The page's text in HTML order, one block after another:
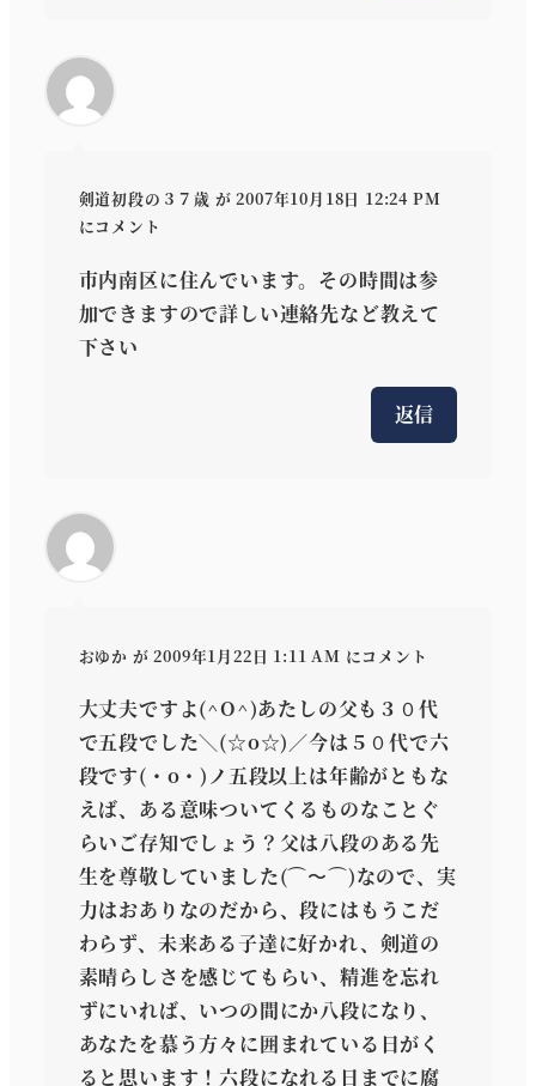
剣道初段の３７歳 が 2007年10月18日 12:24 PM
にコメント
市内南区に住んでいます。その時間は参
加できますので詳しい連絡先など教えて
下さい
返信
おゆか が 2009年1月22日 1:11 AM にコメント
大丈夫ですよ(^O^)あたしの父も３０代
で五段でした＼(☆o☆)／今は５０代で六
段です(・o・)ノ五段以上は年齢がともな
えば、ある意味ついてくるものなことぐ
らいご存知でしょう？父は八段のある先
生を尊敬していました(⌒〜⌒)なので、実
力はおありなのだから、段にはもうこだ
わらず、未来ある子達に好かれ、剣道の
素晴らしさを感じてもらい、精進を忘れ
ずにいれば、いつの間にか八段になり、
あなたを慕う方々に囲まれている日がく
ると思います！六段になれる日までに腐